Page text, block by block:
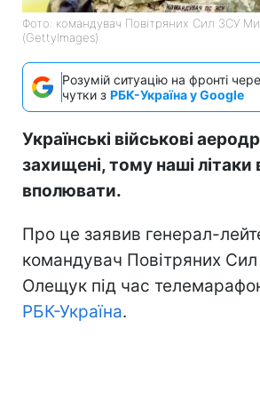
Фото: командувач Повітряних Сил ЗСУ
(GettyImages)
Розумій ситуацію на фронті
чутки з РБК-Україна у Google
Українські військові
захищені, тому наші
вполювати.
Про це заявив генерал-
командувач Повітряних
Олещук під час
РБК-Україна.